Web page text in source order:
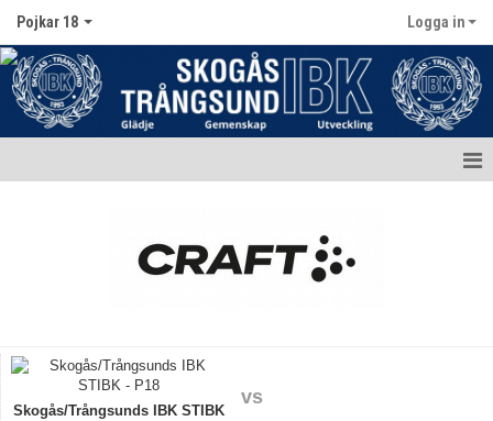
Pojkar 18 Logga in
Truppen / Kontakt
Skogås/Trångsunds IBK STIBK
vs